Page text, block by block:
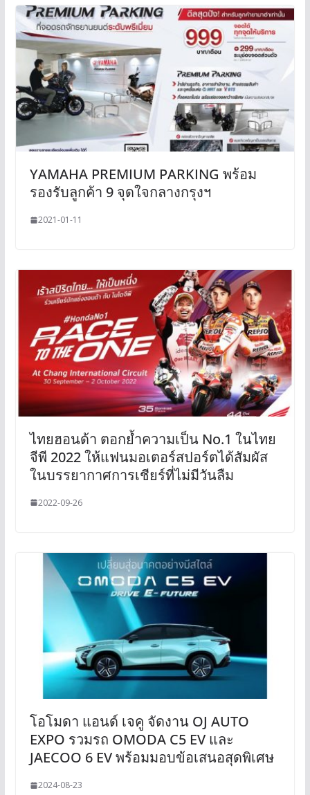
YAMAHA PREMIUM PARKING พร้อม
รองรับลูกค้า 9 จุดใจกลางกรุงฯ
2021-01-11
ไทยฮอนด้า ตอกย้ำความเป็น No.1 ในไทย
จีพี 2022 ให้แฟนมอเตอร์สปอร์ตได้สัมผัส
ในบรรยากาศการเชียร์ที่ไม่มีวันลืม
2022-09-26
โอโมดา แอนด์ เจคู จัดงาน OJ AUTO
EXPO รวมรถ OMODA C5 EV และ
JAECOO 6 EV พร้อมมอบข้อเสนอสุดพิเศษ
2024-08-23